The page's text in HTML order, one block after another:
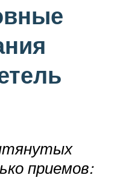
приемов: